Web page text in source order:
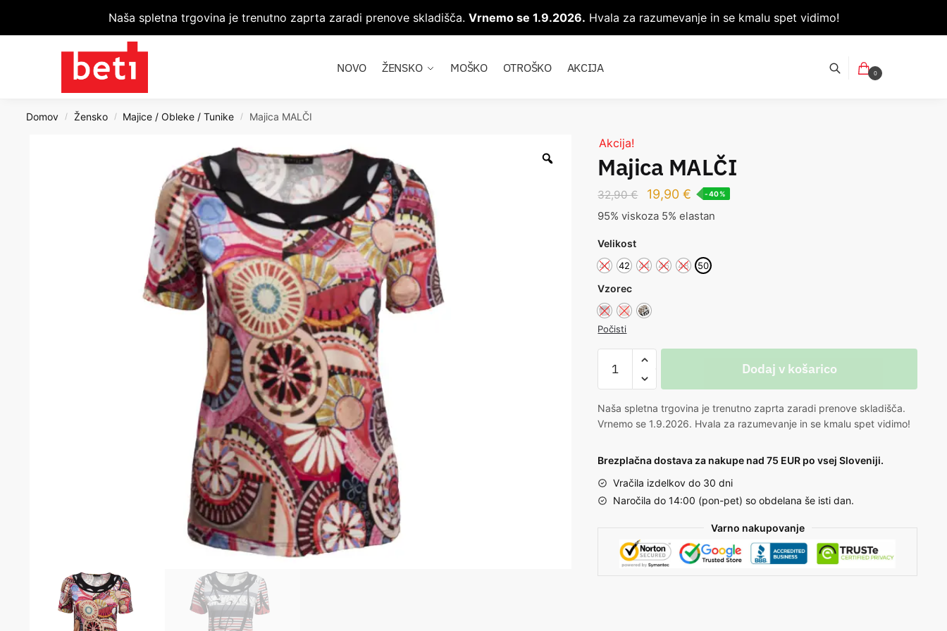
Naša spletna trgovina je trenutno zaprta zaradi prenove skladišča. Vrnemo se 1.9.2026. Hvala za razumevanje in se kmalu spet vidimo!
NOVO ŽENSKO MOŠKO OTROŠKO AKCIJA 0
Domov / Žensko / Majice / Obleke / Tunike / Majica MALČI
Akcija!
Majica MALČI
32,90€ 19,90€ -40%
95% viskoza 5% elastan
Velikost
40 42 44 46 48 50
Vzorec
Počisti
Dodaj v košarico
Naša spletna trgovina je trenutno zaprta zaradi prenove skladišča.
Vrnemo se 1.9.2026. Hvala za razumevanje in se kmalu spet vidimo!
Brezplačna dostava za nakupe nad 75 EUR po vsej Sloveniji.
Vračila izdelkov do 30 dni
Naročila do 14:00 (pon-pet) so obdelana še isti dan.
Varno nakupovanje